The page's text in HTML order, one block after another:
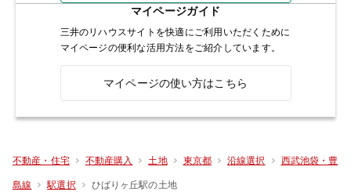
マイページガイド
三井のリハウスサイトを快適にご利用いただくために
マイページの便利な活用方法をご紹介しています。
マイページの使い方はこちら
不動産・住宅 不動産購入 土地 東京都 沿線選択 西武池袋・豊
島線 駅選択 ひばりヶ丘駅の土地